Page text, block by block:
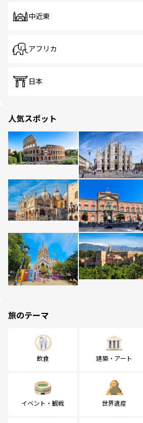
中近東
アフリカ
日本
人気スポット
旅のテーマ
飲食 建築・アート
イベント・観戦 世界遺産